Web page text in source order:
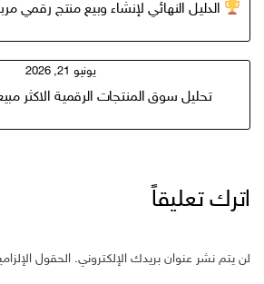
الدليل النهائي لإنشاء وبيع منتج رقمي مربح (2025) – كيف تبدأ بمشروع رقمي ناجح في أقل من 30 يوم؟(سلع
يونيو 21, 2026
تحليل سوق المنتجات الرقمية الاكثر
اترك تعليقاً
لن يتم نشر عنوان بريدك الإلكتروني. الحقول